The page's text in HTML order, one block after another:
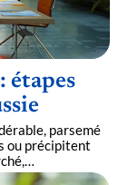
étapes
parsemé
ou précipitent
…